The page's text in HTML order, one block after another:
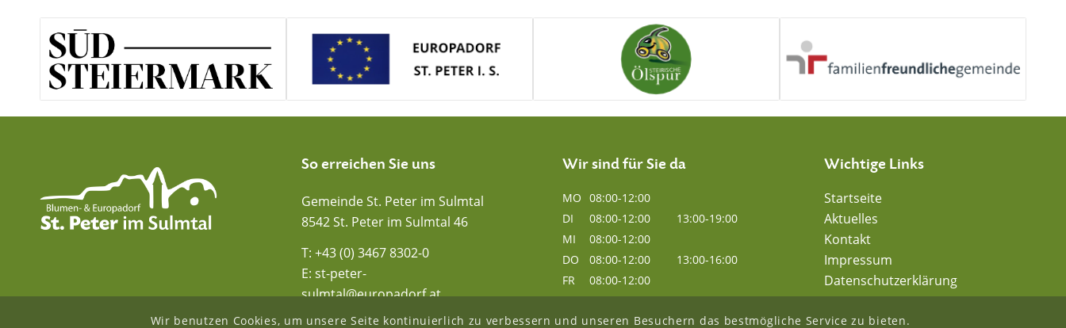
So erreichen Sie uns
Gemeinde St. Peter im Sulmtal
8542 St. Peter im Sulmtal 46
T: +43 (0) 3467 8302-0
E: st-peter-
sulmtal@europadorf.at
Wir sind für Sie da
MO 08:00-12:00
DI
08:00-12:00
13:00-19:00
MI
08:00-12:00
DO
08:00-12:00
13:00-16:00
FR
08:00-12:00
Wichtige Links
Startseite
Aktuelles
Kontakt
Impressum
Datenschutzerklärung
Wir benutzen Cookies, um unsere Seite kontinuierlich zu verbessern und unseren Besuchern das bestmögliche Service zu bieten.